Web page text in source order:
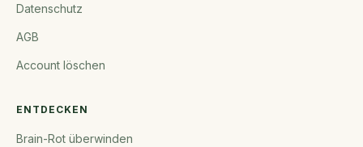
Datenschutz
AGB
Account löschen
ENTDECKEN
Brain-Rot überwinden